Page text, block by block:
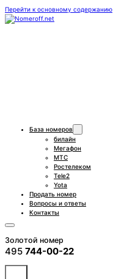
Перейти к основному содержанию
База номеров
билайн
Мегафон
МТС
Ростелеком
Tele2
Yota
Продать номер
Вопросы и ответы
Контакты
Золотой номер
495 744-00-22